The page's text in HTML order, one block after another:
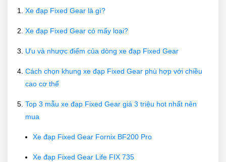
Xe đạp Fixed Gear là gì?
Xe đạp Fixed Gear có mấy loại?
Ưu và nhược điểm của dòng xe đạp Fixed Gear
Cách chọn khung xe đạp Fixed Gear phù hợp với chiều
cao cơ thể
Top 3 mẫu xe đạp Fixed Gear giá 3 triệu hot nhất nên
mua
Xe đạp Fixed Gear Fornix BF200 Pro
Xe đạp Fixed Gear Life FIX 735